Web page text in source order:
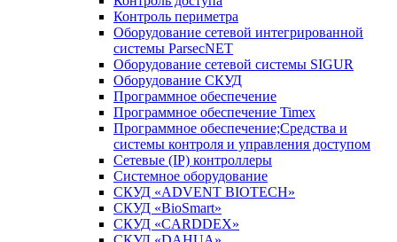
Контроль периметра
Оборудование сетевой интегрированной
системы ParsecNET
Оборудование сетевой системы SIGUR
Оборудование СКУД
Программное обеспечение
Программное обеспечение Timex
Программное обеспечение;Средства и
системы контроля и управления доступом
Сетевые (IP) контроллеры
Системное оборудование
СКУД «ADVENT BIOTECH»
СКУД «BioSmart»
СКУД «CARDDEX»